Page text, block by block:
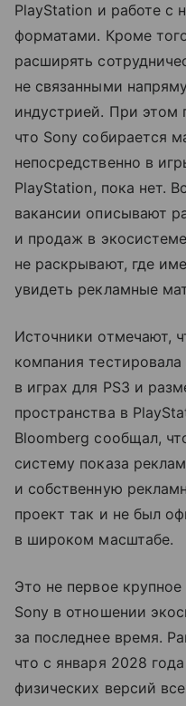
PlayStation и работе с
форматами. Кроме
расширять
не связанными
индустрией. При этом
что Sony собирается
непосредственно в
PlayStation, пока нет.
вакансии описывают
и продаж в
не раскрывают, где
увидеть рекламные
Источники отмечают,
компания
в играх для PS3 и
пространства в
Bloomberg сообщал,
систему показа
и собственную
проект так и не был
в широком масштабе.
Это не первое
Sony в отношении
за последнее время.
что с января 2028
физических версий